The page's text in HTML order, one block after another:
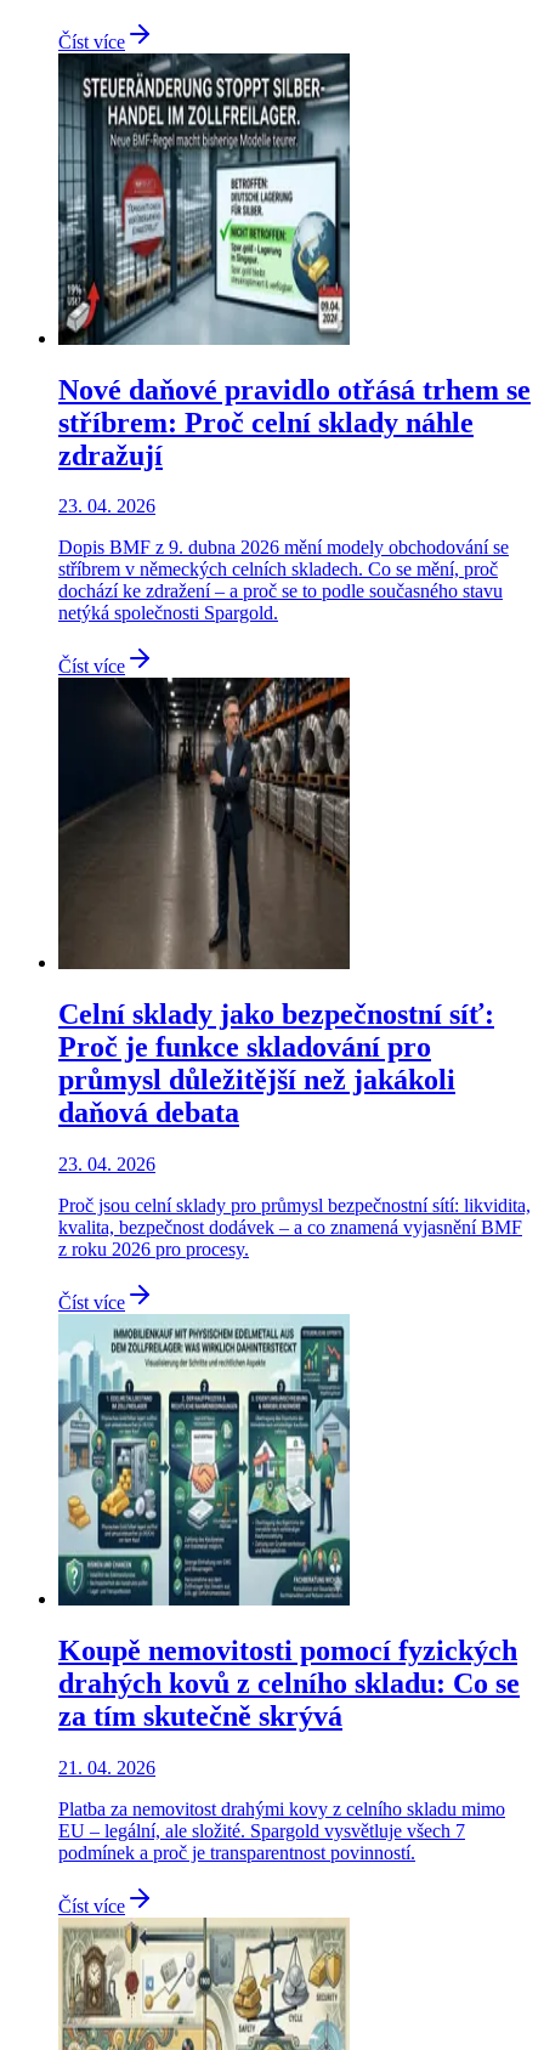
Číst více
Nové daňové pravidlo otřásá trhem se
stříbrem: Proč celní sklady náhle
zdražují
23. 04. 2026
Dopis BMF z 9. dubna 2026 mění modely obchodování se
stříbrem v německých celních skladech. Co se mění, proč
dochází ke zdražení – a proč se to podle současného stavu
netýká společnosti Spargold.
Číst více
Celní sklady jako bezpečnostní síť:
Proč je funkce skladování pro
průmysl důležitější než jakákoli
daňová debata
23. 04. 2026
Proč jsou celní sklady pro průmysl bezpečnostní sítí: likvidita,
kvalita, bezpečnost dodávek – a co znamená vyjasnění BMF
z roku 2026 pro procesy.
Číst více
Koupě nemovitosti pomocí fyzických
drahých kovů z celního skladu: Co se
za tím skutečně skrývá
21. 04. 2026
Platba za nemovitost drahými kovy z celního skladu mimo
EU – legální, ale složité. Spargold vysvětluje všech 7
podmínek a proč je transparentnost povinností.
Číst více